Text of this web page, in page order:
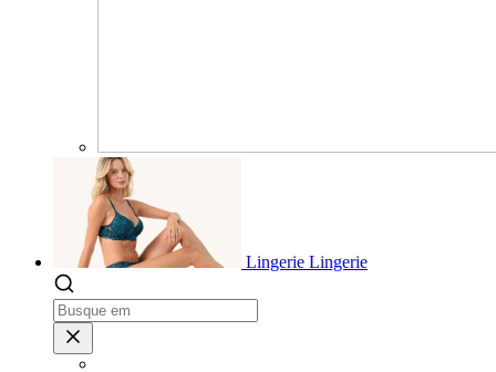
Lingerie Lingerie